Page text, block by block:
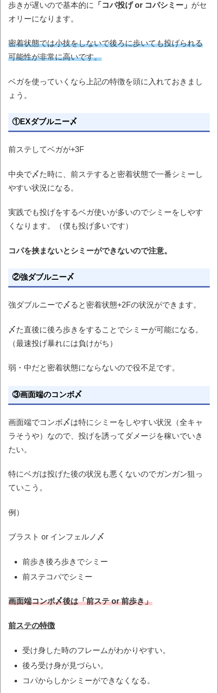
歩きが遅いので基本的に 「コパ投げ or コパシミー」 がセ
オリーになります。
密着状態では小技をしないで後ろに歩いても投げられる
可能性が非常に高いです。
ベガを使っていくなら上記の特徴を頭に入れておきまし
ょう。
①EXダブルニー〆
前ステしてベガが+3F
中央で〆た時に、前ステすると密着状態で一番シミーし
やすい状況になる。
実践でも投げをするベガ使いが多いのでシミーをしやす
くなります。（僕も投げ多いです）
コパを挟まないとシミーができないので注意。
②強ダブルニー〆
強ダブルニーで〆ると密着状態+2Fの状況ができます。
〆た直後に後ろ歩きをすることでシミーが可能になる。
（最速投げ暴れには負けがち）
弱・中だと密着状態にならないので役不足です。
③画面端のコンボ〆
画面端でコンボ〆は特にシミーをしやすい状況（全キャ
ラそうや）なので、投げを誘ってダメージを稼いでいき
たい。
特にベガは投げた後の状況も悪くないのでガンガン狙っ
ていこう。
例）
ブラスト or インフェルノ〆
前歩き後ろ歩きでシミー
前ステコパでシミー
画面端コンボ〆後は「前ステ or 前歩き」
前ステの特徴
受け身した時のフレームがわかりやすい。
後ろ受け身が見づらい。
コパからしかシミーができなくなる。